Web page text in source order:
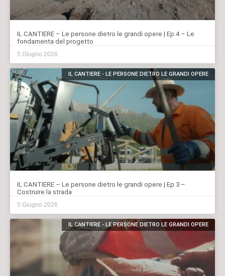
IL CANTIERE – Le persone dietro le grandi opere | Ep.4 – Le
fondamenta del progetto
5 Giugno 2026
IL CANTIERE - LE PERSONE DIETRO LE GRANDI OPERE
IL CANTIERE – Le persone dietro le grandi opere | Ep.3 –
Costruire la strada
5 Giugno 2026
IL CANTIERE - LE PERSONE DIETRO LE GRANDI OPERE